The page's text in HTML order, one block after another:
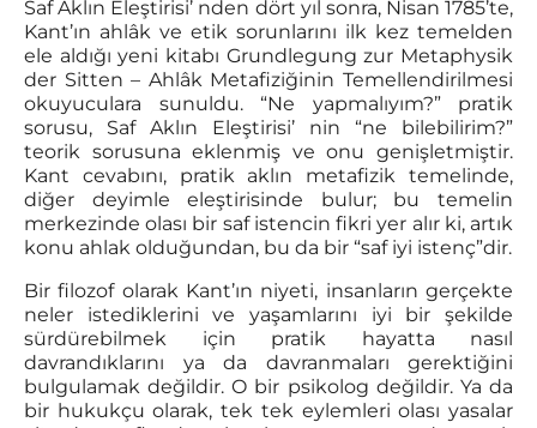
Saf Aklın Eleştirisi’ nden dört yıl sonra, Nisan 1785’te,
Kant’ın ahlâk ve etik sorunlarını ilk kez temelden
ele aldığı yeni kitabı Grundlegung zur Metaphysik
der Sitten – Ahlâk Metafiziğinin Temellendirilmesi
okuyuculara sunuldu. “Ne yapmalıyım?” pratik
sorusu, Saf Aklın Eleştirisi’ nin “ne bilebilirim?”
teorik sorusuna eklenmiş ve onu genişletmiştir.
Kant cevabını, pratik aklın metafizik temelinde,
diğer deyimle eleştirisinde bulur; bu temelin
merkezinde olası bir saf istencin fikri yer alır ki, artık
konu ahlak olduğundan, bu da bir “saf iyi istenç”dir.
Bir filozof olarak Kant’ın niyeti, insanların gerçekte
neler istediklerini ve yaşamlarını iyi bir şekilde
sürdürebilmek için pratik hayatta nasıl
davrandıklarını ya da davranmaları gerektiğini
bulgulamak değildir. O bir psikolog değildir. Ya da
bir hukukçu olarak, tek tek eylemleri olası yasalar